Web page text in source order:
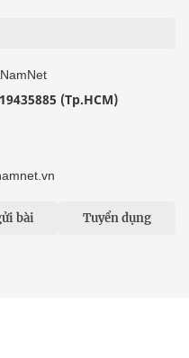
(Tp.HCM)
bài Tuyển dụng